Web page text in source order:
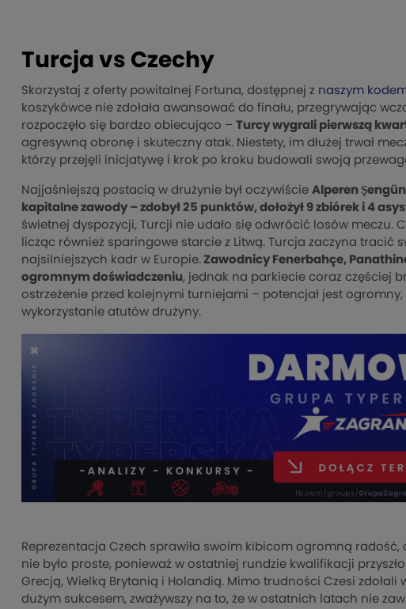
Turcja vs Czechy
Skorzystaj z oferty powitalnej Fortuna, dostępnej z naszym
koszykówce nie zdołała awansować do finału, przegrywając
rozpoczęło się bardzo obiecująco – Turcy wygrali pierwszą
agresywną obronę i skuteczny atak. Niestety, im dłużej trwał
którzy przejęli inicjatywę i krok po kroku budowali swoją
Najjaśniejszą postacią w drużynie był oczywiście Alperen
kapitalne zawody – zdobył 25 punktów, dołożył 9 zbiórek i 4
świetnej dyspozycji, Turcji nie udało się odwrócić losów meczu.
licząc również sparingowe starcie z Litwą. Turcja zaczyna tracić
najsilniejszych kadr w Europie. Zawodnicy Fenerbahçe,
ogromnym doświadczeniu, jednak na parkiecie coraz częściej
ostrzeżenie przed kolejnymi turniejami – potencjał jest
wykorzystanie atutów drużyny.
Reprezentacja Czech sprawiła swoim kibicom ogromną
nie było proste, ponieważ w ostatniej rundzie kwalifikacji
Grecją, Wielką Brytanią i Holandią. Mimo trudności Czesi
dużym sukcesem, zważywszy na to, że w ostatnich latach nie